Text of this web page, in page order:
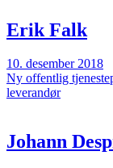
Erik Falk
10. desember 2018
Ny offentlig
leverandør
Johann